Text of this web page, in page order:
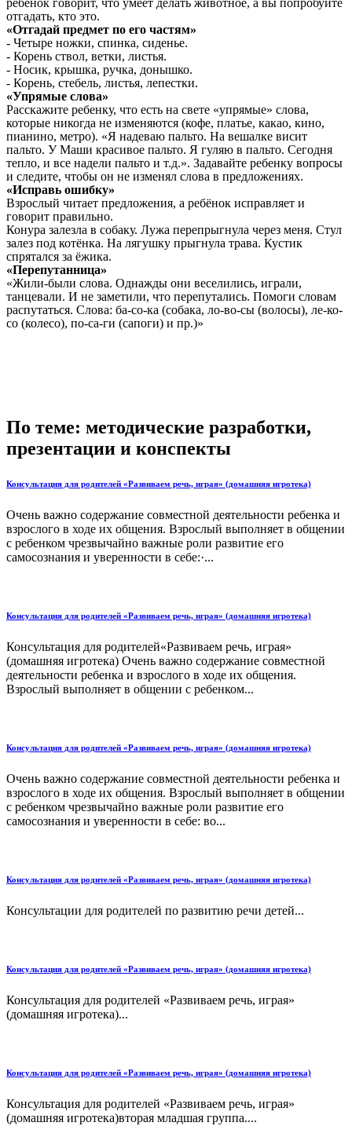
ребёнок говорит, что умеет делать животное, а вы попробуйте
отгадать, кто это.
«Отгадай предмет по его частям»
- Четыре ножки, спинка, сиденье.
- Корень ствол, ветки, листья.
- Носик, крышка, ручка, донышко.
- Корень, стебель, листья, лепестки.
«Упрямые слова»
Расскажите ребенку, что есть на свете «упрямые» слова,
которые никогда не изменяются (кофе, платье, какао, кино,
пианино, метро). «Я надеваю пальто. На вешалке висит
пальто. У Маши красивое пальто. Я гуляю в пальто. Сегодня
тепло, и все надели пальто и т.д.». Задавайте ребенку вопросы
и следите, чтобы он не изменял слова в предложениях.
«Исправь ошибку»
Взрослый читает предложения, а ребёнок исправляет и
говорит правильно.
Конура залезла в собаку. Лужа перепрыгнула через меня. Стул
залез под котёнка. На лягушку прыгнула трава. Кустик
спрятался за ёжика.
«Перепутанница»
«Жили-были слова. Однажды они веселились, играли,
танцевали. И не заметили, что перепутались. Помоги словам
распутаться. Слова: ба-со-ка (собака, ло-во-сы (волосы), ле-ко-
со (колесо), по-са-ги (сапоги) и пр.)»
По теме: методические разработки,
презентации и конспекты
Консультация для родителей «Развиваем речь, играя» (домашняя игротека)
Очень важно содержание совместной деятельности ребенка и
взрослого в ходе их общения. Взрослый выполняет в общении
с ребенком чрезвычайно важные роли развитие его
самосознания и уверенности в себе:·...
Консультация для родителей «Развиваем речь, играя» (домашняя игротека)
Консультация для родителей«Развиваем речь, играя»
(домашняя игротека) Очень важно содержание совместной
деятельности ребенка и взрослого в ходе их общения.
Взрослый выполняет в общении с ребенком...
Консультация для родителей «Развиваем речь, играя» (домашняя игротека)
Очень важно содержание совместной деятельности ребенка и
взрослого в ходе их общения. Взрослый выполняет в общении
с ребенком чрезвычайно важные роли развитие его
самосознания и уверенности в себе: во...
Консультация для родителей «Развиваем речь, играя» (домашняя игротека)
Консультации для родителей по развитию речи детей...
Консультация для родителей «Развиваем речь, играя» (домашняя игротека)
Консультация для родителей «Развиваем речь, играя»
(домашняя игротека)...
Консультация для родителей «Развиваем речь, играя» (домашняя игротека)
Консультация для родителей «Развиваем речь, играя»
(домашняя игротека)вторая младшая группа....